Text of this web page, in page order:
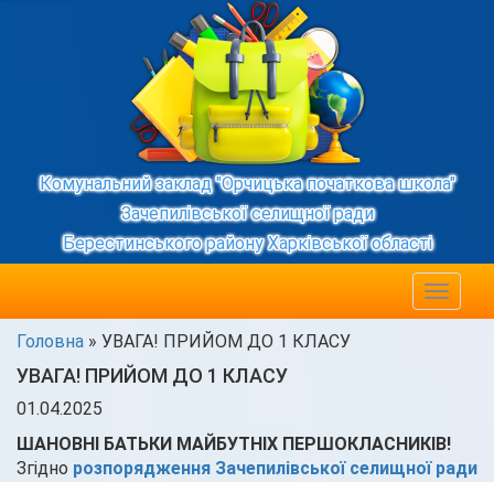
Комунальний заклад "Орчицька початкова школа"
Зачепилівської селищної ради
Берестинського району Харківської області
Toggle
Головна » УВАГА! ПРИЙОМ ДО 1 КЛАСУ
УВАГА! ПРИЙОМ ДО 1 КЛАСУ
01.04.2025
ШАНОВНІ БАТЬКИ МАЙБУТНІХ ПЕРШОКЛАСНИКІВ!
Згідно розпорядження Зачепилівської селищної ради